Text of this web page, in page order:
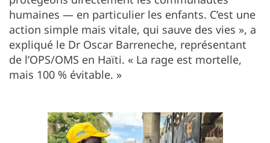
humaines — en particulier les enfants. C’est une
action simple mais vitale, qui sauve des vies », a
expliqué le Dr Oscar Barreneche, représentant
de l’OPS/OMS en Haïti. « La rage est mortelle,
mais 100 % évitable. »